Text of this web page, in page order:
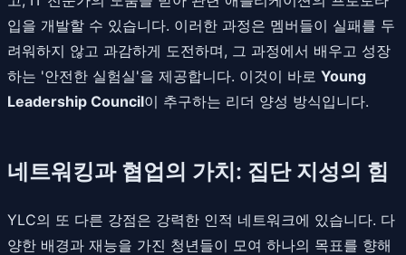
입을 개발할 수 있습니다. 이러한 과정은 멤버들이 실패를 두
려워하지 않고 과감하게 도전하며, 그 과정에서 배우고 성장
하는 '안전한 실험실'을 제공합니다. 이것이 바로 Young
Leadership Council이 추구하는 리더 양성 방식입니다.
네트워킹과 협업의 가치: 집단 지성의 힘
YLC의 또 다른 강점은 강력한 인적 네트워크에 있습니다. 다
양한 배경과 재능을 가진 청년들이 모여 하나의 목표를 향해